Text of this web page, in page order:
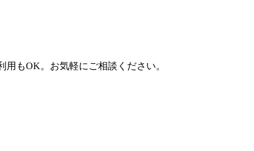
もOK。お気軽にご相談ください。